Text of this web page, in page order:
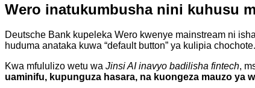
Wero inatukumbusha nini kuhusu
Deutsche Bank kupeleka Wero kwenye mainstream ni
huduma anataka kuwa “default button” ya kulipia chochote.
Kwa mfululizo wetu wa Jinsi AI inavyo badilisha fintech,
uaminifu, kupunguza hasara, na kuongeza mauzo ya